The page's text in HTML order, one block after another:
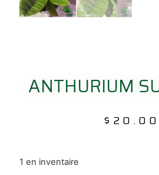
ANTHURIUM
$ 20.00
1 en inventaire